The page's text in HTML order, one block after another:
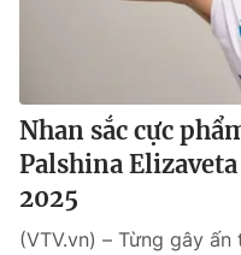
Nhan sắc cực
Palshina
2025
(VTV.vn) – Từng gây